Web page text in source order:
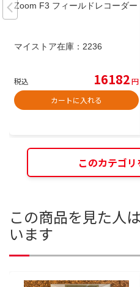
Zoom F3 フィールドレコーダー
マイストア在庫： 2236
税込 16182円
カートに入れる
このカテゴ
この商品を見た人
います